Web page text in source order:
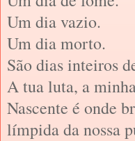
Um dia vazio.
Um dia morto.
São dias inteiros
A tua luta, a
Nascente é onde
límpida da nossa